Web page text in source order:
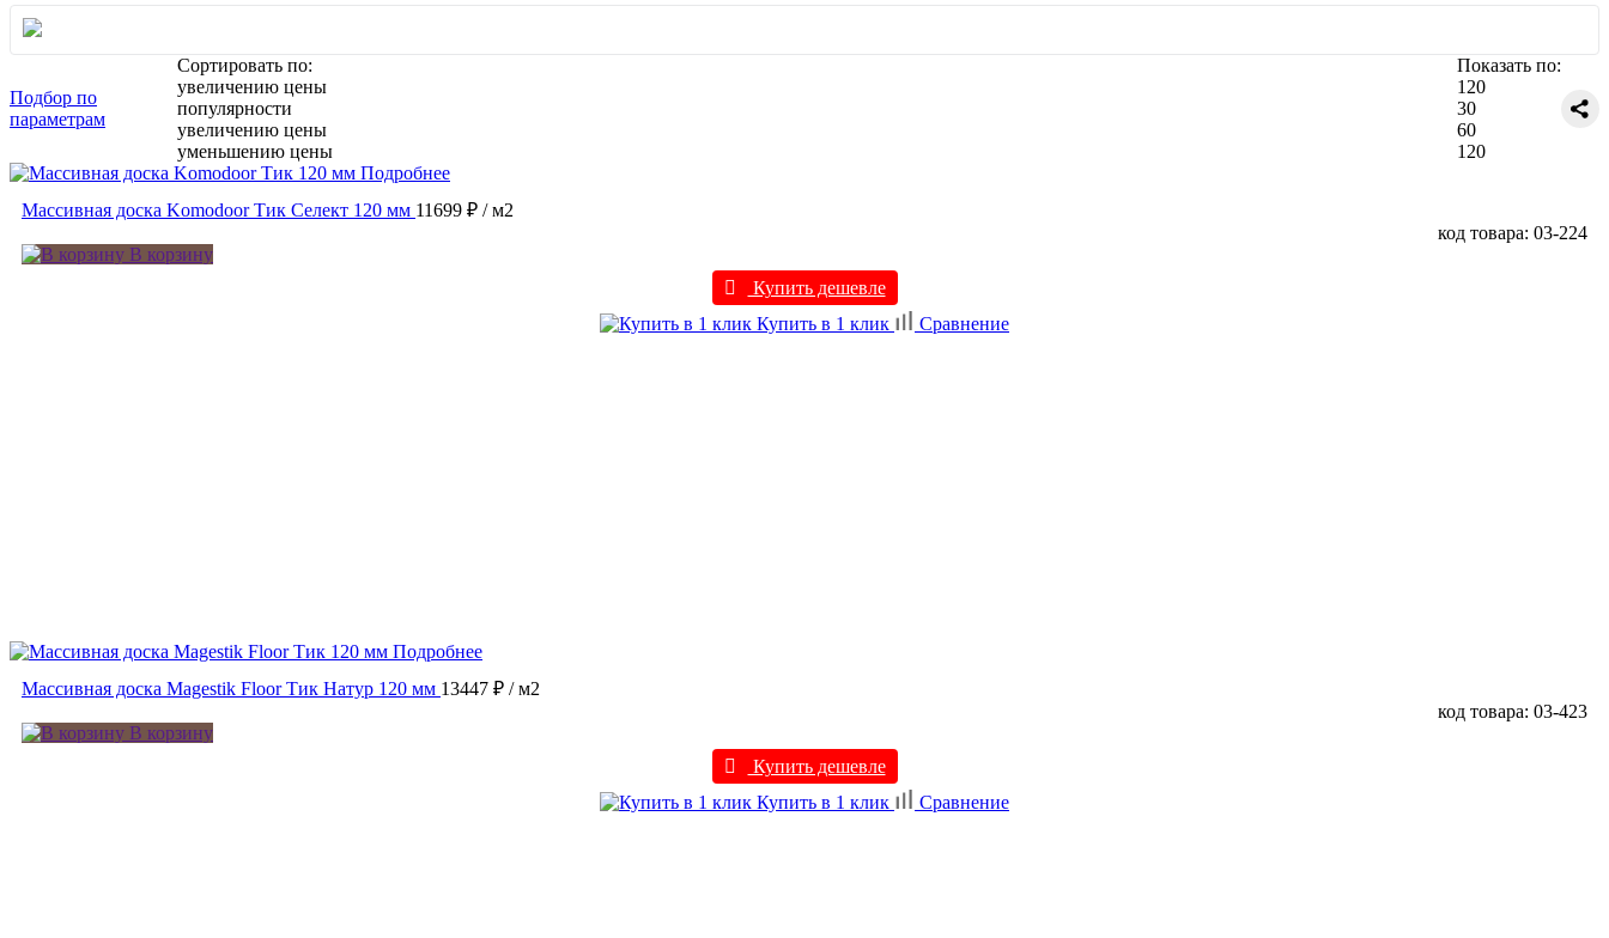
Подбор по
параметрам
Сортировать по:
увеличению цены
популярности
увеличению цены
уменьшению цены
Показать по:
120
30
60
120
Подробнее
Массивная доска Komodoor Тик Селект 120 мм 11699 ₽ / м2
код товара: 03-224
В корзину
Купить дешевле
Купить в 1 клик
Сравнение
Подробнее
Массивная доска Magestik Floor Тик Натур 120 мм 13447 ₽ / м2
код товара: 03-423
В корзину
Купить дешевле
Купить в 1 клик
Сравнение